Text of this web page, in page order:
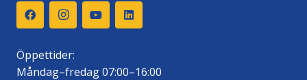
Öppettider:
Måndag–fredag 07:00–16:00